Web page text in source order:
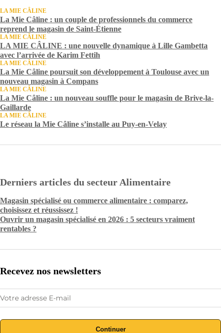
LA MIE CÂLINE
La Mie Câline : un couple de professionnels du commerce
reprend le magasin de Saint-Étienne
LA MIE CÂLINE
LA MIE CÂLINE : une nouvelle dynamique à Lille Gambetta
avec l’arrivée de Karim Fettih
LA MIE CÂLINE
La Mie Câline poursuit son développement à Toulouse avec un
nouveau magasin à Compans
LA MIE CÂLINE
La Mie Câline : un nouveau souffle pour le magasin de Brive-la-
Gaillarde
LA MIE CÂLINE
Le réseau la Mie Câline s’installe au Puy-en-Velay
Derniers articles du secteur Alimentaire
Magasin spécialisé ou commerce alimentaire : comparez,
choisissez et réussissez !
Ouvrir un magasin spécialisé en 2026 : 5 secteurs vraiment
rentables ?
Recevez nos newsletters
Continuer